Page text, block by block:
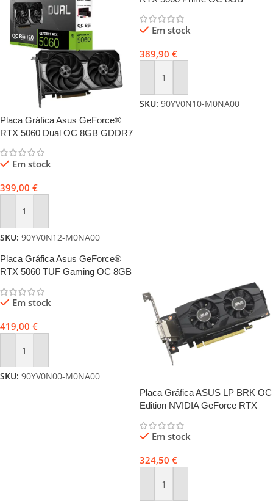
Placa Gráfica Asus GeForce®
RTX 5060 Dual OC 8GB GDDR7
Em stock
399,00 €
Adicionar
SKU: 90YV0N12-M0NA00
Em stock
389,90 €
Adicionar
SKU: 90YV0N10-M0NA00
Placa Gráfica Asus GeForce®
RTX 5060 TUF Gaming OC 8GB
Em stock
419,00 €
Adicionar
SKU: 90YV0N00-M0NA00
Placa Gráfica ASUS LP BRK OC
Edition NVIDIA GeForce RTX
Em stock
324,50 €
Adicionar